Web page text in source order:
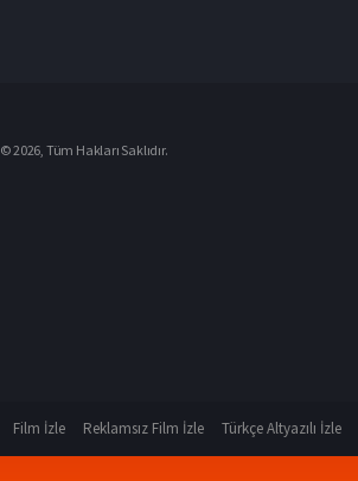
© 2026, Tüm Hakları Saklıdır.
Film İzle Reklamsız Film İzle Türkçe Altyazılı İzle